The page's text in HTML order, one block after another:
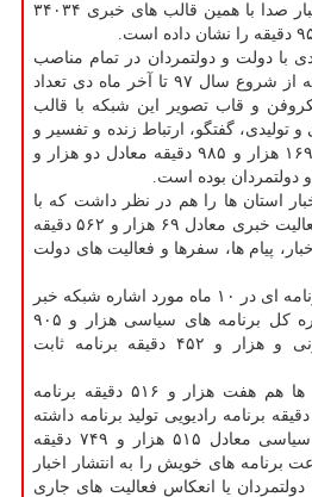
است. این رقم در پخش اخبار صدا با همین قالب های خبری ۳۴۰۳۴
با دولت و دولتمردان در تمام مناصب
دولتی داشته است، بطوریكه از شروع سال ۹۷ تا آخر ماه دی تعداد
مرتبه میكروفن و قاب تصویر این شبكه با قالب
گفتگو، ارتباط زنده و تفسیر و
برنامه های سیاسی معادل ۱۶۹ هزار و ۹۸۵ دقیقه معادل دو هزار و
استان ها را هم در نظر داشت كه با
عدد ۳۶ هزار و ۸۴۴ مورد فعالیت خبری معادل ۶۹ هزار و ۵۶۲ دقیقه
و ۱۵۹ ساعت اخبار، پیام ها، سفرها و فعالیت های دولت
همچنین در بخش تولیدات برنامه ای در ۱۰ ماه مورد اشاره شبكه خبر
۸۳ هزار و ۴۶۰ دقیقه، اداره كل برنامه های سیاسی هزار و ۹۰۵
دقیقه برنامه ثابت تلویزیونی و هزار و ۴۵۲ دقیقه برنامه ثابت
در این بخش، اخبار استان ها هم هفت هزار و ۵۱۶ دقیقه برنامه
و دو هزار و ۸۲۹ دقیقه برنامه رادیویی تولید برنامه داشته
است. در مجموع معاونت سیاسی معادل ۵۱۵ هزار و ۷۴۹ دقیقه
هشت هزار و ۵۹۵ ساعت برنامه های خویش را به انتشار اخبار
یا انعكاس فعالیت های جاری